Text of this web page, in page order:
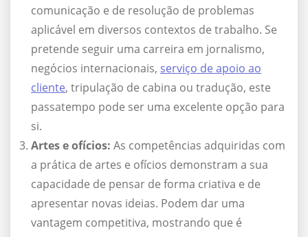
comunicação e de resolução de problemas
aplicável em diversos contextos de trabalho. Se
pretende seguir uma carreira em jornalismo,
negócios internacionais, serviço de apoio ao
cliente, tripulação de cabina ou tradução, este
passatempo pode ser uma excelente opção para
si.
Artes e ofícios: As competências adquiridas com
a prática de artes e ofícios demonstram a sua
capacidade de pensar de forma criativa e de
apresentar novas ideias. Podem dar uma
vantagem competitiva, mostrando que é